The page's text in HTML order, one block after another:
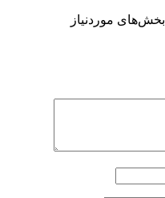
بخش‌های موردنیاز